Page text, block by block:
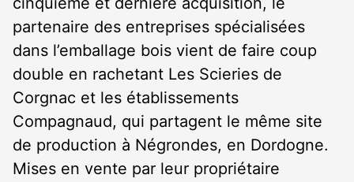
partenaire des entreprises spécialisées
dans l’emballage bois vient de faire coup
double en rachetant Les Scieries de
Corgnac et les établissements
Compagnaud, qui partagent le même site
de production à Négrondes, en Dordogne.
Mises en vente par leur propriétaire